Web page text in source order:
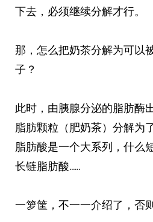
下去，必须继续分解才行。
那，怎么把奶茶分解为可以
子？
此时，由胰腺分泌的脂肪酶
脂肪颗粒（肥奶茶）分解为
脂肪酸是一个大系列，什么
长链脂肪酸……
一箩筐，不一一介绍了，否